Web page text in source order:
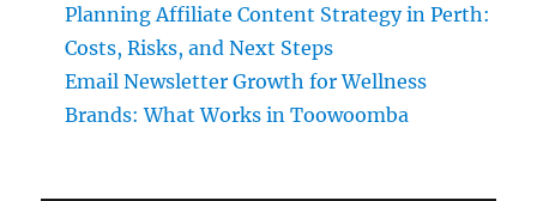
Planning Affiliate Content Strategy in Perth:
Costs, Risks, and Next Steps
Email Newsletter Growth for Wellness
Brands: What Works in Toowoomba